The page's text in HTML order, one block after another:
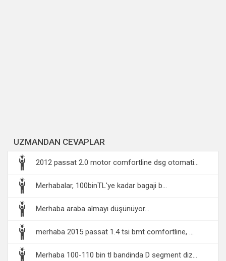
UZMANDAN CEVAPLAR
2012 passat 2.0 motor comfortline dsg otomati...
Merhabalar, 100binTL'ye kadar bagaji b...
Merhaba araba almayı düşünüyor...
merhaba 2015 passat 1.4 tsi bmt comfortline, ...
Merhaba 100-110 bin tl bandinda D segment diz...